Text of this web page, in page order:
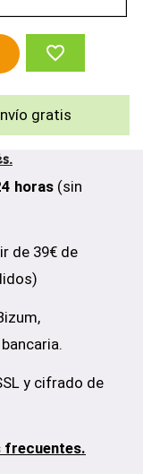
favorite_border
gratis
horas (sin
de 39€ de
y cifrado de
frecuentes.